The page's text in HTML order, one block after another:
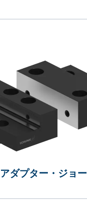
アダプター・ジョー